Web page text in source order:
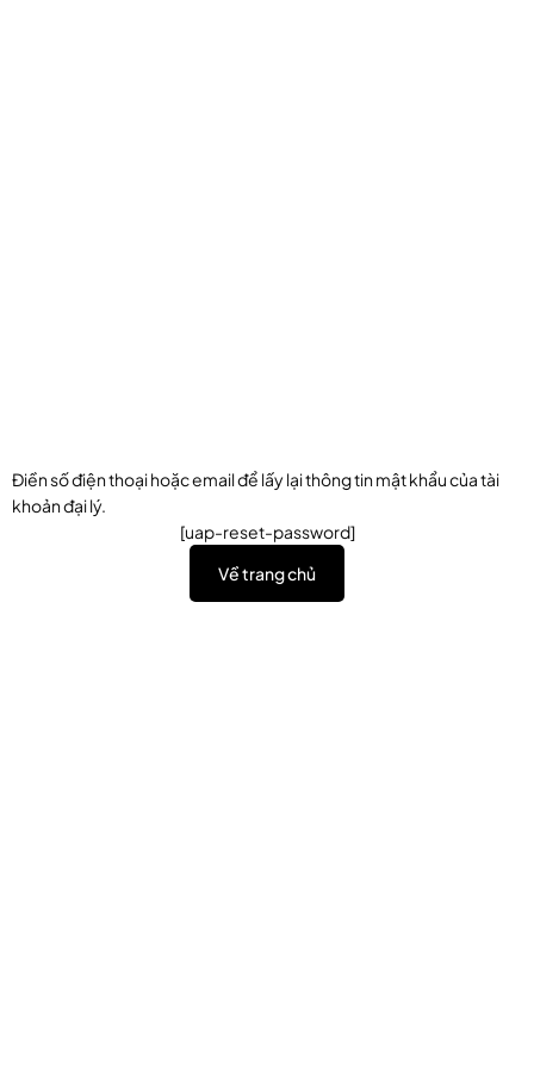
Điền số điện thoại hoặc email để lấy lại thông tin mật khẩu của tài
khoản đại lý.
[uap-reset-password]
Về trang chủ